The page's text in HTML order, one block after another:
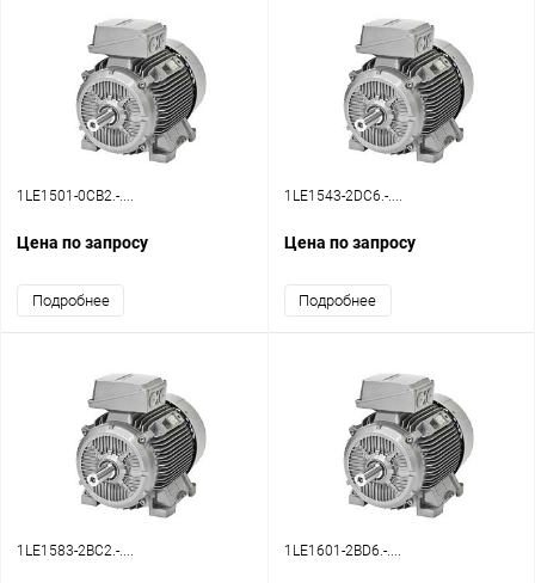
1LE1501-0CB2.-....
Цена по запросу
Подробнее
1LE1543-2DC6.-....
Цена по запросу
Подробнее
1LE1583-2BC2.-.... 1LE1601-2BD6.-....